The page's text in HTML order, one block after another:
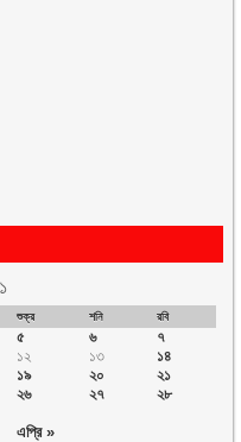
শুক্র শনি রবি
এপ্রি »
৫ ৬
৭
১২ ১৩
১৪
১৯ ২০
২১
২৬ ২৭
২৮